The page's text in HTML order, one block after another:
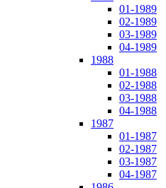
01-1989
02-1989
03-1989
04-1989
1988
01-1988
02-1988
03-1988
04-1988
1987
01-1987
02-1987
03-1987
04-1987